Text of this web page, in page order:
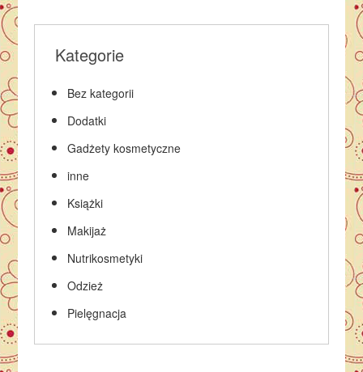
Kategorie
Bez kategorii
Dodatki
Gadżety kosmetyczne
inne
Książki
Makijaż
Nutrikosmetyki
Odzież
Pielęgnacja